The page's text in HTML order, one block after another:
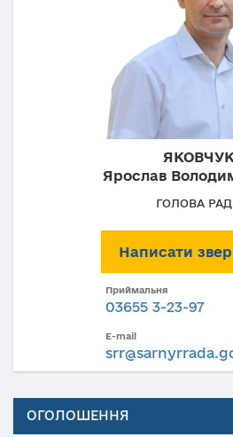
Ярослав
ГОЛОВА
Написати
Приймальня
03655 3-23-97
E-mail
ОГОЛОШЕННЯ